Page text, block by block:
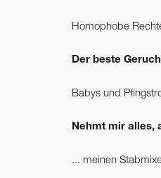
Homophobe
Der beste
Babys und
Nehmt mir alles,
... meinen